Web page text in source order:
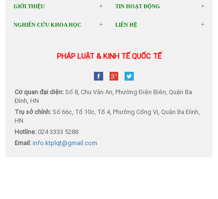
GIỚI THIỆU TIN HOẠT ĐỘNG
NGHIÊN CỨU KHOA HỌC LIÊN HỆ
PHÁP LUẬT & KINH TẾ QUỐC TẾ
Cơ quan đại diện:Số 8, Chu Văn An, Phường Điện Biên, Quận Ba
Đình, HN
Trụ sở chính:Số 66c, Tổ 10c, Tổ 4, Phường Cống Vị, Quận Ba Đình,
HN
Hotline:024 3333 5288
Email:info.ktplqt@gmail.com